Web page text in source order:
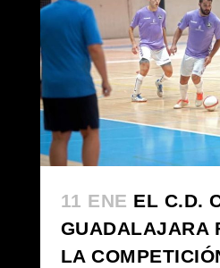
11 ENE EL C.D.
GUADALAJARA
LA